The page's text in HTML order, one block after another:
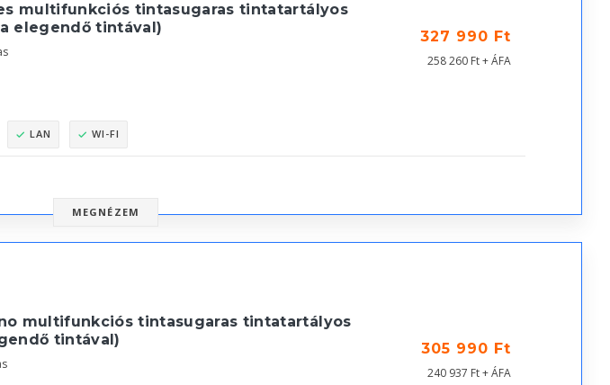
multifunkciós tintasugaras tintatartályos
elegendő tintával)
327 990 Ft
258 260 Ft + ÁFA
LAN WI-FI
MEGNÉZEM
multifunkciós tintasugaras tintatartályos
tintával)
305 990 Ft
240 937 Ft + ÁFA